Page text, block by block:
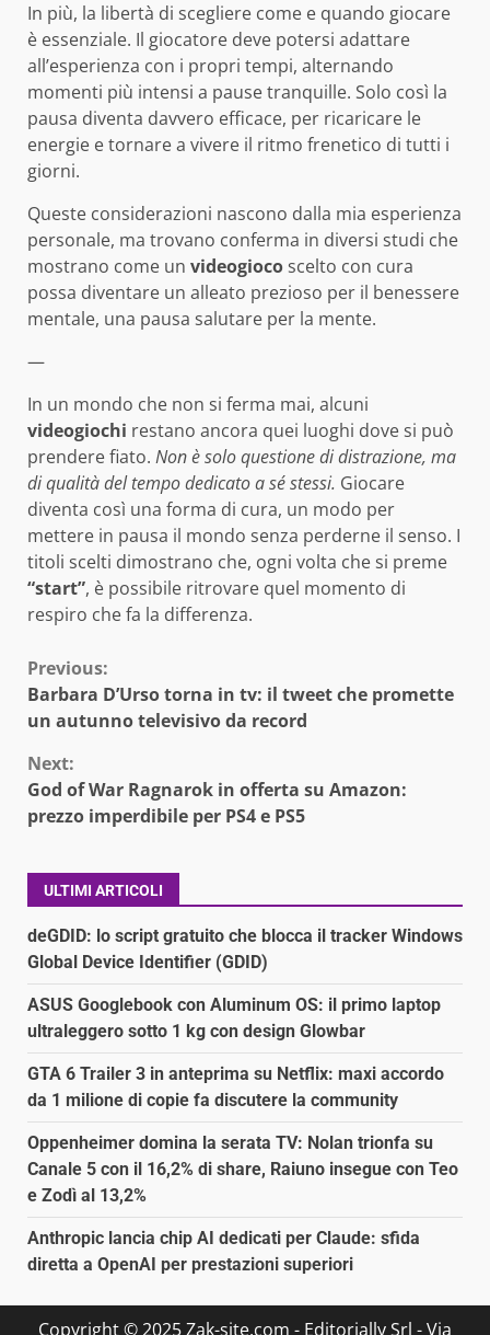
In più, la libertà di scegliere come e quando giocare
è essenziale. Il giocatore deve potersi adattare
all’esperienza con i propri tempi, alternando
momenti più intensi a pause tranquille. Solo così la
pausa diventa davvero efficace, per ricaricare le
energie e tornare a vivere il ritmo frenetico di tutti i
giorni.
Queste considerazioni nascono dalla mia esperienza
personale, ma trovano conferma in diversi studi che
mostrano come un videogiocoscelto con cura
possa diventare un alleato prezioso per il benessere
mentale, una pausa salutare per la mente.
—
In un mondo che non si ferma mai, alcuni
videogiochi restano ancora quei luoghi dove si può
prendere fiato. Non è solo questione di distrazione, ma
di qualità del tempo dedicato a sé stessi. Giocare
diventa così una forma di cura, un modo per
mettere in pausa il mondo senza perderne il senso. I
titoli scelti dimostrano che, ogni volta che si preme
“start”, è possibile ritrovare quel momento di
respiro che fa la differenza.
Continue
Reading
Previous:
Barbara D’Urso torna in tv: il tweet che promette
un autunno televisivo da record
Next:
God of War Ragnarok in offerta su Amazon:
prezzo imperdibile per PS4 e PS5
ULTIMI ARTICOLI
deGDID: lo script gratuito che blocca il tracker Windows
Global Device Identifier (GDID)
ASUS Googlebook con Aluminum OS: il primo laptop
ultraleggero sotto 1 kg con design Glowbar
GTA 6 Trailer 3 in anteprima su Netflix: maxi accordo
da 1 milione di copie fa discutere la community
Oppenheimer domina la serata TV: Nolan trionfa su
Canale 5 con il 16,2% di share, Raiuno insegue con Teo
e Zodì al 13,2%
Anthropic lancia chip AI dedicati per Claude: sfida
diretta a OpenAI per prestazioni superiori
Copyright © 2025 Zak-site.com - Editorially Srl - Via